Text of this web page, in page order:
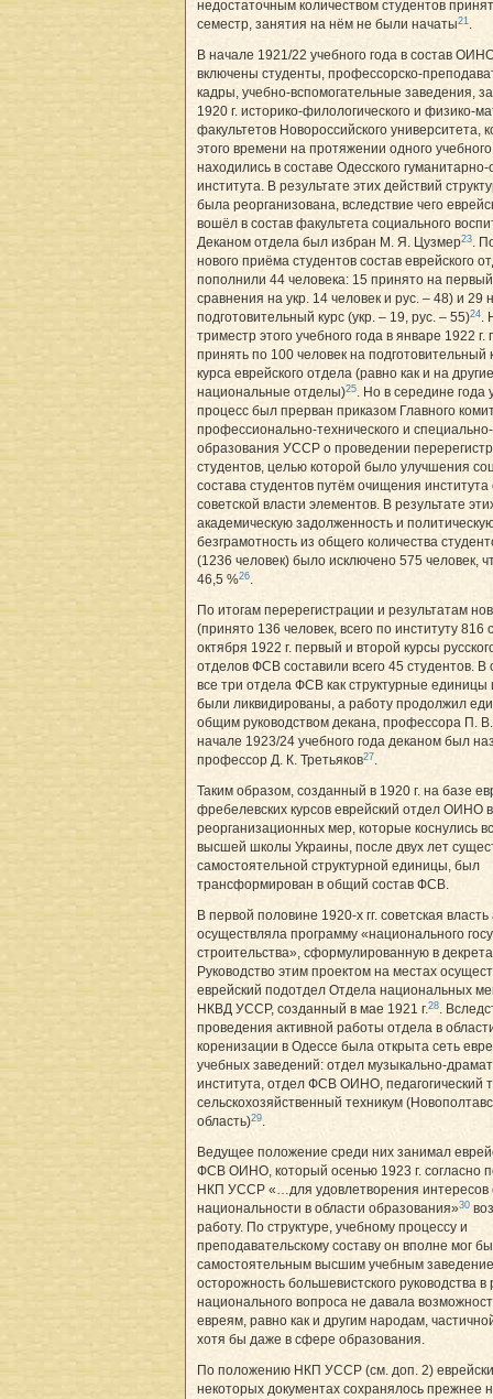
недостаточным количеством студентов
семестр, занятия на нём не были начаты21 .
В начале 1921/22 учебного года в состав
включены студенты, профессорско-
кадры, учебно-вспомогательные заведения,
1920 г. историко-филологического и физико-
факультетов Новороссийского университета,
этого времени на протяжении одного учебного
находились в составе Одесского
института. В результате этих действий
была реорганизована, вследствие чего
вошёл в состав факультета социального
Деканом отдела был избран М. Я. Цузмер23.
нового приёма студентов состав еврейского
пополнили 44 человека: 15 принято на
сравнения на укр. 14 человек и рус. – 48) и 29
подготовительный курс (укр. – 19, рус. – 55)24.
триместр этого учебного года в январе 1922
принять по 100 человек на подготовительный
курса еврейского отдела (равно как и на другие
национальные отделы)25. Но в середине года
процесс был прерван приказом Главного
профессионально-технического и
образования УССР о проведении
студентов, целью которой было улучшения
состава студентов путём очищения института
советской власти элементов. В результате
академическую задолженность и
безграмотность из общего количества
(1236 человек) было исключено 575 человек,
46,5 %26.
По итогам перерегистрации и результатам
(принято 136 человек, всего по институту 816
октября 1922 г. первый и второй курсы
отделов ФСВ составили всего 45 студентов. В
все три отдела ФСВ как структурные единицы
были ликвидированы, а работу продолжил
общим руководством декана, профессора П.
начале 1923/24 учебного года деканом был
профессор Д. К. Третьяков27.
Таким образом, созданный в 1920 г. на базе
фребелевских курсов еврейский отдел ОИНО
реорганизационных мер, которые коснулись
высшей школы Украины, после двух лет
самостоятельной структурной единицы, был
трансформирован в общий состав ФСВ.
В первой половине 1920-х гг. советская власть
осуществляла программу «национального
строительства», сформулированную в
Руководство этим проектом на местах
еврейский подотдел Отдела национальных
НКВД УССР, созданный в мае 1921 г.28.
проведения активной работы отдела в
коренизации в Одессе была открыта сеть
учебных заведений: отдел музыкально-
института, отдел ФСВ ОИНО, педагогический
сельскохозяйственный техникум
область)29.
Ведущее положение среди них занимал
ФСВ ОИНО, который осенью 1923 г. согласно
НКП УССР «…для удовлетворения интересов
национальности в области образования»30
работу. По структуре, учебному процессу и
преподавательскому составу он вполне мог
самостоятельным высшим учебным
осторожность большевистского руководства
национального вопроса не давала
евреям, равно как и другим народам,
хотя бы даже в сфере образования.
По положению НКП УССР (см. доп. 2)
некоторых документах сохранялось прежнее